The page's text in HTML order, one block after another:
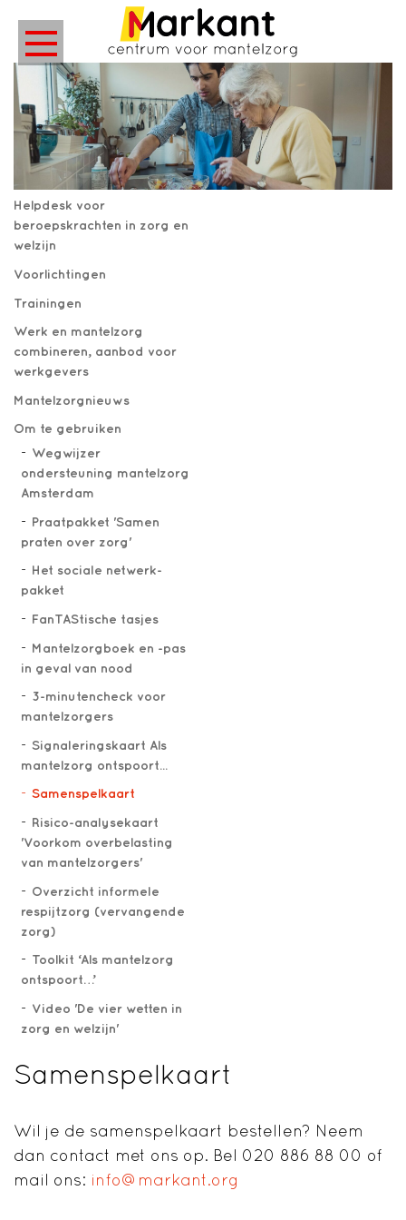
Helpdesk voor
beroepskrachten in zorg en
welzijn
Voorlichtingen
Trainingen
Werk en mantelzorg
combineren, aanbod voor
werkgevers
Mantelzorgnieuws
Om te gebruiken
Wegwijzer
ondersteuning mantelzorg
Amsterdam
Praatpakket 'Samen
praten over zorg'
Het sociale netwerk-
pakket
FanTAStische tasjes
Mantelzorgboek en -pas
in geval van nood
3-minutencheck voor
mantelzorgers
Signaleringskaart Als
mantelzorg ontspoort...
Samenspelkaart
Risico-analysekaart
'Voorkom overbelasting
van mantelzorgers'
Overzicht informele
respijtzorg (vervangende
zorg)
Toolkit ‘Als mantelzorg
ontspoort…’
Video 'De vier wetten in
zorg en welzijn'
Samenspelkaart
Wil je de samenspelkaart bestellen? Neem
dan contact met ons op. Bel 020 886 88 00 of
mail ons: info@markant.org